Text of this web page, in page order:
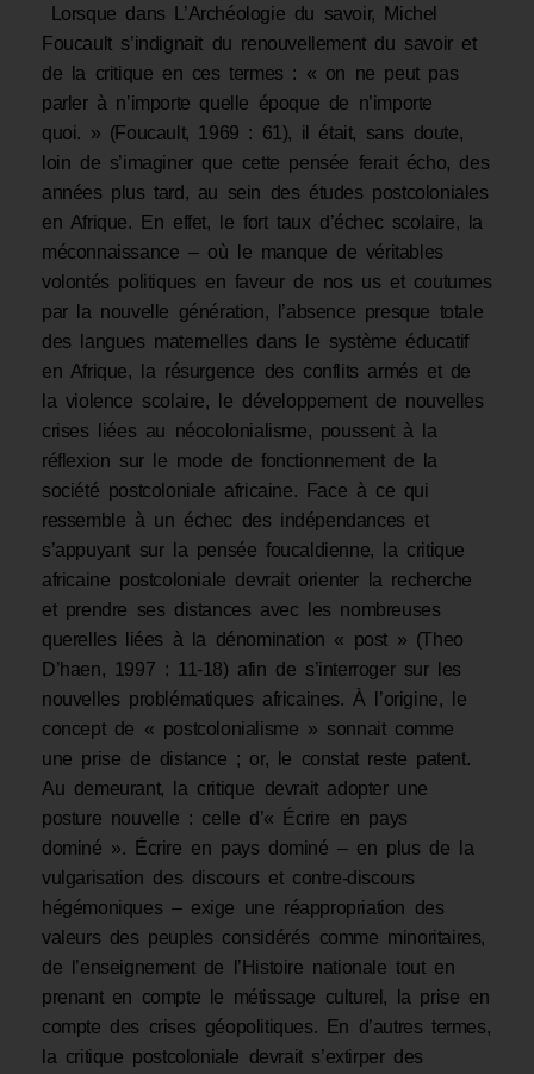
Lorsque dans L’Archéologie du savoir, Michel
Foucault s’indignait du renouvellement du savoir et
de la critique en ces termes : « on ne peut pas
parler à n’importe quelle époque de n’importe
quoi. » (Foucault, 1969 : 61), il était, sans doute,
loin de s’imaginer que cette pensée ferait écho, des
années plus tard, au sein des études postcoloniales
en Afrique. En effet, le fort taux d’échec scolaire, la
méconnaissance – où le manque de véritables
volontés politiques en faveur de nos us et coutumes
par la nouvelle génération, l’absence presque totale
des langues maternelles dans le système éducatif
en Afrique, la résurgence des conflits armés et de
la violence scolaire, le développement de nouvelles
crises liées au néocolonialisme, poussent à la
réflexion sur le mode de fonctionnement de la
société postcoloniale africaine. Face à ce qui
ressemble à un échec des indépendances et
s’appuyant sur la pensée foucaldienne, la critique
africaine postcoloniale devrait orienter la recherche
et prendre ses distances avec les nombreuses
querelles liées à la dénomination « post » (Theo
D’haen, 1997 : 11-18) afin de s’interroger sur les
nouvelles problématiques africaines. À l’origine, le
concept de « postcolonialisme » sonnait comme
une prise de distance ; or, le constat reste patent.
Au demeurant, la critique devrait adopter une
posture nouvelle : celle d’« Écrire en pays
dominé ». Écrire en pays dominé – en plus de la
vulgarisation des discours et contre-discours
hégémoniques – exige une réappropriation des
valeurs des peuples considérés comme minoritaires,
de l’enseignement de l’Histoire nationale tout en
prenant en compte le métissage culturel, la prise en
compte des crises géopolitiques. En d’autres termes,
la critique postcoloniale devrait s’extirper des